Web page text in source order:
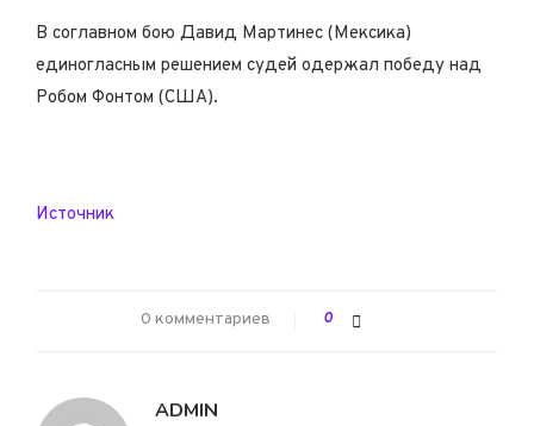
В соглавном бою Давид Мартинес (Мексика)
единогласным решением судей одержал победу над
Робом Фонтом (США).
Источник
0 комментариев 0
ADMIN